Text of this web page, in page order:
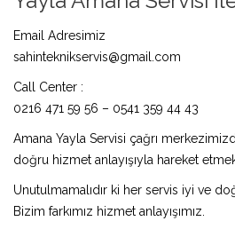
Email Adresimiz
sahinteknikservis@gmail.com
Call Center :
0216 471 59 56 – 0541 359 44 43
Amana Yayla Servisi çağrı
doğru hizmet anlayışıyla hareket
Unutulmamalıdır ki her servis iyi ve
Bizim farkımız hizmet anlayışımız.